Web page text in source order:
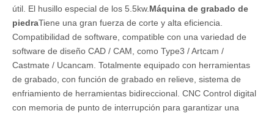
útil. El husillo especial de los 5.5kw. Máquina de grabado de
piedraTiene una gran fuerza de corte y alta eficiencia.
Compatibilidad de software, compatible con una variedad de
software de diseño CAD / CAM, como Type3 / Artcam /
Castmate / Ucancam. Totalmente equipado con herramientas
de grabado, con función de grabado en relieve, sistema de
enfriamiento de herramientas bidireccional. CNC Control digital
con memoria de punto de interrupción para garantizar una